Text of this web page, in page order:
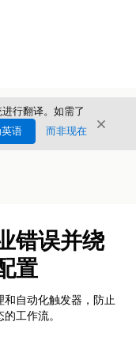
行翻译。如需了
语 而非现在 关闭
错误并绕
置
自动化触发器，防止
工作流。